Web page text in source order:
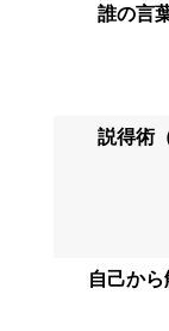
誰の言
説得術
自己か